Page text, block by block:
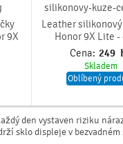
9X
Leather
Honor 9X Lite -
Cena: 249
Skladem
Oblíbený
den vystaven riziku
sklo displeje v